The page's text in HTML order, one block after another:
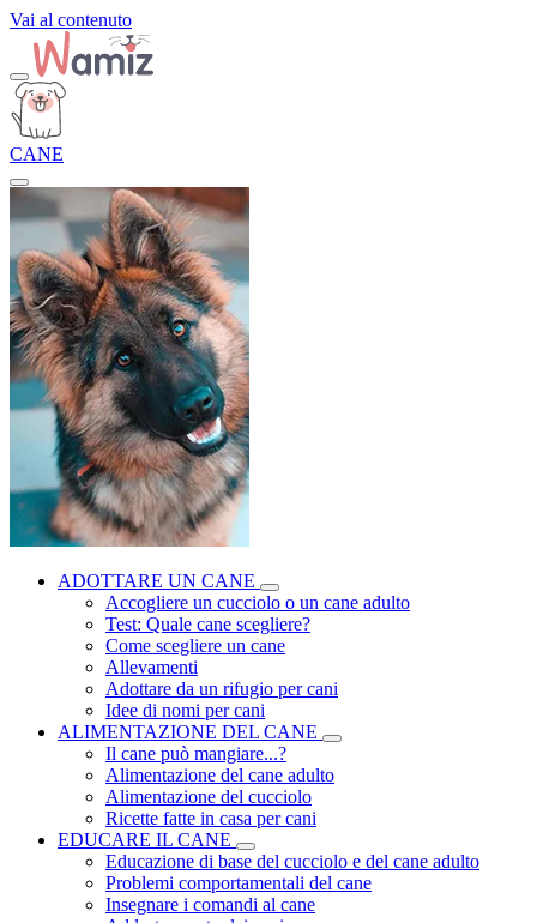
Vai al contenuto
CANE
ADOTTARE UN CANE
Accogliere un cucciolo o un cane adulto
Test: Quale cane scegliere?
Come scegliere un cane
Allevamenti
Adottare da un rifugio per cani
Idee di nomi per cani
ALIMENTAZIONE DEL CANE
Il cane può mangiare...?
Alimentazione del cane adulto
Alimentazione del cucciolo
Ricette fatte in casa per cani
EDUCARE IL CANE
Educazione di base del cucciolo e del cane adulto
Problemi comportamentali del cane
Insegnare i comandi al cane